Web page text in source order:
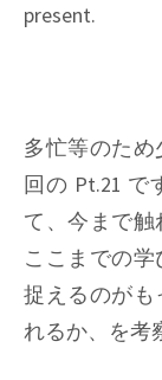
present.
多忙等のた
回の Pt.21 で
て、今まで触
ここまでの
捉えるのがも
れるか、を考